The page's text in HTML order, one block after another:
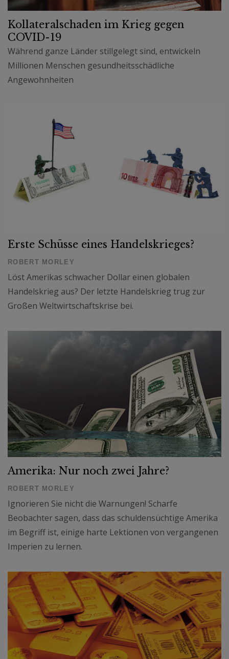
Kollateralschaden im Krieg gegen
COVID-19
Während ganze Länder stillgelegt sind, entwickeln
Millionen Menschen gesundheitsschädliche
Angewohnheiten
Erste Schüsse eines Handelskrieges?
ROBERT MORLEY
Löst Amerikas schwacher Dollar einen globalen
Handelskrieg aus? Der letzte Handelskrieg trug zur
Großen Weltwirtschaftskrise bei.
Amerika: Nur noch zwei Jahre?
ROBERT MORLEY
Ignorieren Sie nicht die Warnungen! Scharfe
Beobachter sagen, dass das schuldensüchtige Amerika
im Begriff ist, einige harte Lektionen von vergangenen
Imperien zu lernen.